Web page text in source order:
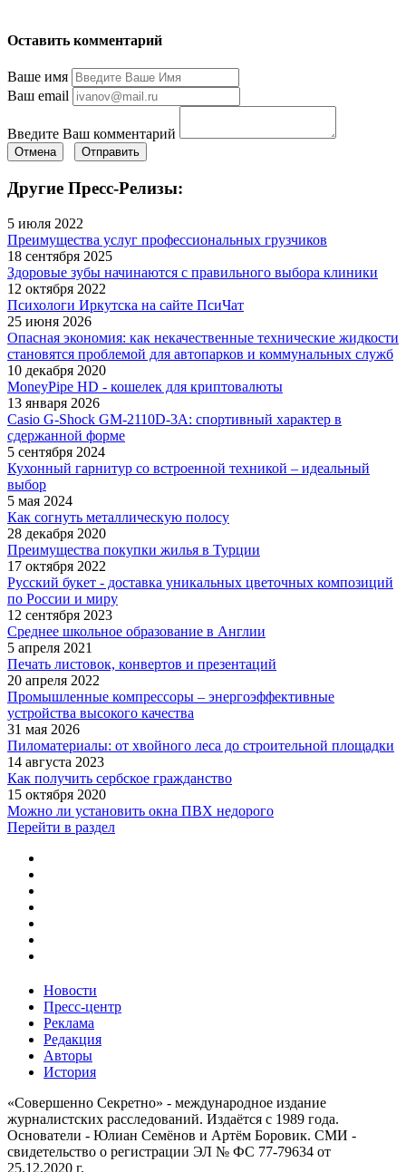
Оставить комментарий
Ваше имя
Ваш email
Введите Ваш комментарий
Отмена Отправить
Другие Пресс-Релизы:
5 июля 2022
Преимущества услуг профессиональных грузчиков
18 сентября 2025
Здоровые зубы начинаются с правильного выбора клиники
12 октября 2022
Психологи Иркутска на сайте ПсиЧат
25 июня 2026
Опасная экономия: как некачественные технические жидкости
становятся проблемой для автопарков и коммунальных служб
10 декабря 2020
MoneyPipe HD - кошелек для криптовалюты
13 января 2026
Casio G-Shock GM-2110D-3A: спортивный характер в
сдержанной форме
5 сентября 2024
Кухонный гарнитур со встроенной техникой – идеальный
выбор
5 мая 2024
Как согнуть металлическую полосу
28 декабря 2020
Преимущества покупки жилья в Турции
17 октября 2022
Русский букет - доставка уникальных цветочных композиций
по России и миру
12 сентября 2023
Среднее школьное образование в Англии
5 апреля 2021
Печать листовок, конвертов и презентаций
20 апреля 2022
Промышленные компрессоры – энергоэффективные
устройства высокого качества
31 мая 2026
Пиломатериалы: от хвойного леса до строительной площадки
14 августа 2023
Как получить сербское гражданство
15 октября 2020
Можно ли установить окна ПВХ недорого
Перейти в раздел
Новости
Пресс-центр
Реклама
Редакция
Авторы
История
«Совершенно Секретно» - международное издание
журналистских расследований. Издаётся с 1989 года.
Основатели - Юлиан Семёнов и Артём Боровик. CМИ -
свидетельство о регистрации ЭЛ № ФС 77-79634 от
25.12.2020 г.